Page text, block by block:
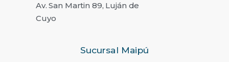
Av. San Martin 89, Luján de
Cuyo
Sucursal Maipú